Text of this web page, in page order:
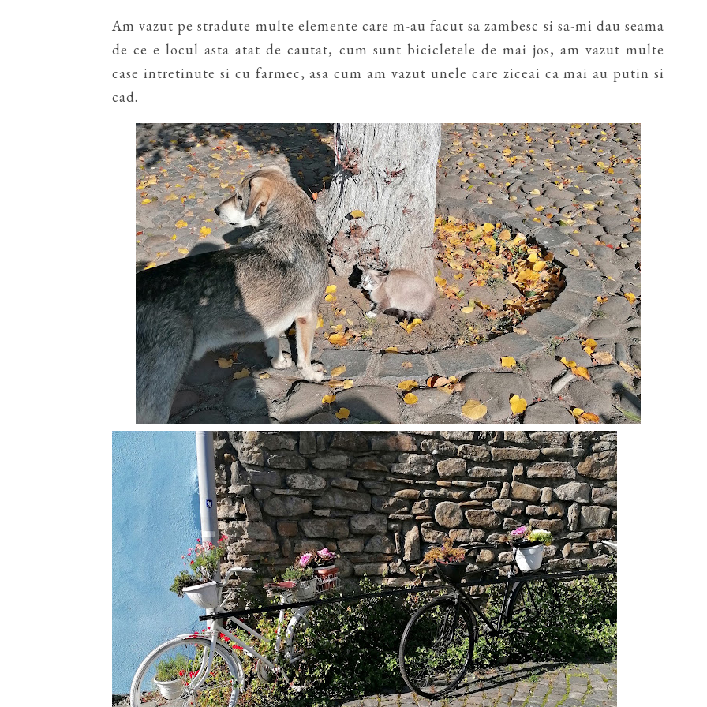
Am vazut pe stradute multe elemente care m-au facut sa zambesc si sa-mi dau seama
de ce e locul asta atat de cautat, cum sunt bicicletele de mai jos, am vazut multe
case intretinute si cu farmec, asa cum am vazut unele care ziceai ca mai au putin si
cad.